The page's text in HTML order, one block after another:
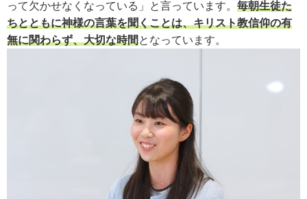
って欠かせなくなっている」と言っています。 毎朝生徒た
ちとともに神様の言葉を聞くことは、キリスト教信仰の有
無に関わらず、大切な時間となっています。